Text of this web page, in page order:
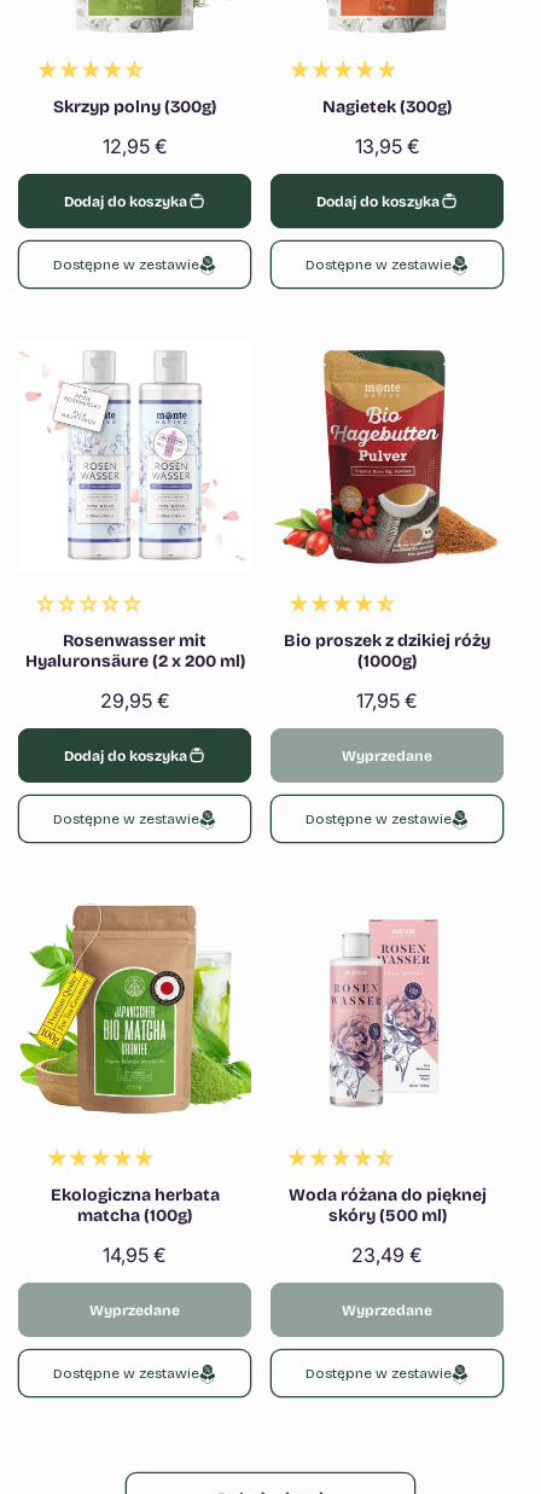
Skrzyp polny (300g)
Cena
regularna
12,95 €
Dodaj do koszyka
Dostępne w zestawie
Nagietek (300g)
Cena
regularna
13,95 €
Dodaj do koszyka
Dostępne w zestawie
Rosenwasser mit
Hyaluronsäure (2 x 200 ml)
Cena
regularna
29,95 €
Dodaj do koszyka
Dostępne w zestawie
Bio proszek z dzikiej róży
(1000g)
Cena
regularna
17,95 €
Wyprzedane
Dostępne w zestawie
Ekologiczna herbata
matcha (100g)
Cena
regularna
14,95 €
Wyprzedane
Dostępne w zestawie
Woda różana do pięknej
skóry (500 ml)
Cena
regularna
23,49 €
Wyprzedane
Dostępne w zestawie